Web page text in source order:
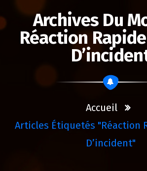
Archives Du
Réaction
Accueil
Articles Étiquetés "réaction
D’incident"